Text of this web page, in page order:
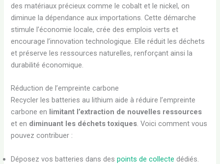
des matériaux précieux comme le cobalt et le nickel, on
diminue la dépendance aux importations. Cette démarche
stimule l’économie locale, crée des emplois verts et
encourage l’innovation technologique. Elle réduit les déchets
et préserve les ressources naturelles, renforçant ainsi la
durabilité économique.
Réduction de l’empreinte carbone
Recycler les batteries au lithium aide à réduire l’empreinte
carbone en limitant l’extraction de nouvelles ressources
et en diminuant les déchets toxiques. Voici comment vous
pouvez contribuer :
Déposez vos batteries dans despoints de collecte dédiés.